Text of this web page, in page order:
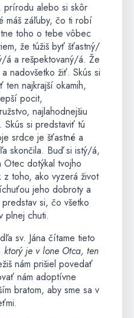
prírodu alebo si skôr
máš záľuby, čo ti robí
toho o tebe vôbec
že túžiš byť šťastný/
á a rešpektovaný/á. Že
nadovšetko žiť. Skús si
najkrajší okamih,
pocit,
najlahodnejšiu
Skús si predstaviť tú
srdce je šťastné a
skončila. Buď si istý/á,
dotýkal tvojho
z toho, ako vyzerá život
jeho dobroty a
si, čo všetko
plnej chuti.
sv. Jána čítame tieto
ktorý je v lone Otca, ten
nám prišiel povedať
nám adoptívne
bratom, aby sme sa v